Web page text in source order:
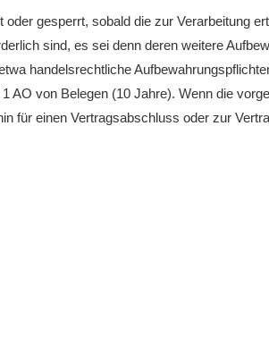
gesperrt, sobald die zur Verarbeitung
sind, es sei denn deren weitere
handelsrechtliche
AO von Belegen (10 Jahre). Wenn die
für einen Vertragsabschluss oder zur